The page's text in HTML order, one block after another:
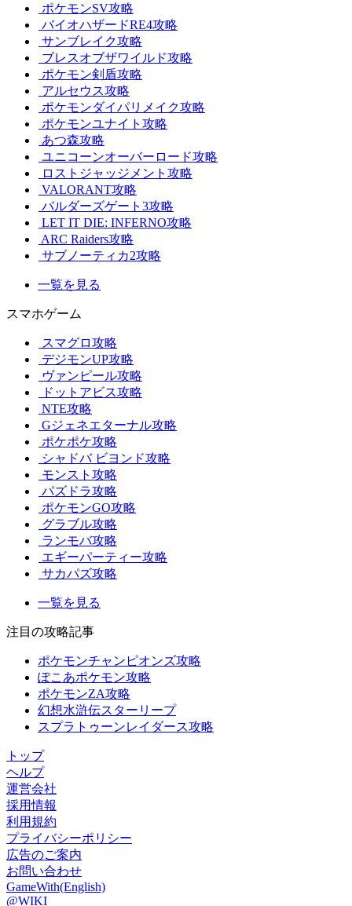
ポケモンSV攻略
バイオハザードRE4攻略
サンブレイク攻略
ブレスオブザワイルド攻略
ポケモン剣盾攻略
アルセウス攻略
ポケモンダイパリメイク攻略
ポケモンユナイト攻略
あつ森攻略
ユニコーンオーバーロード攻略
ロストジャッジメント攻略
VALORANT攻略
バルダーズゲート3攻略
LET IT DIE: INFERNO攻略
ARC Raiders攻略
サブノーティカ2攻略
一覧を見る
スマホゲーム
スマグロ攻略
デジモンUP攻略
ヴァンピール攻略
ドットアビス攻略
NTE攻略
Gジェネエターナル攻略
ポケポケ攻略
シャドバ ビヨンド攻略
モンスト攻略
パズドラ攻略
ポケモンGO攻略
グラブル攻略
ランモバ攻略
エギーパーティー攻略
サカパズ攻略
一覧を見る
注目の攻略記事
ポケモンチャンピオンズ攻略
ぽこあポケモン攻略
ポケモンZA攻略
幻想水滸伝スターリープ
スプラトゥーンレイダース攻略
トップ
ヘルプ
運営会社
採用情報
利用規約
プライバシーポリシー
広告のご案内
お問い合わせ
GameWith(English)
@WIKI